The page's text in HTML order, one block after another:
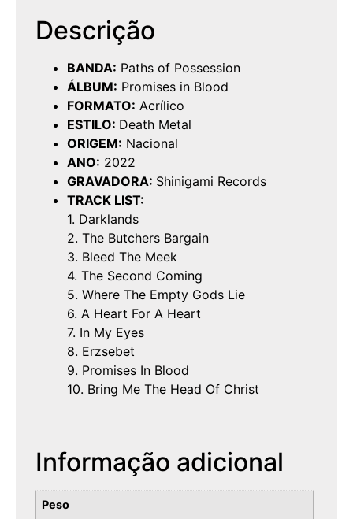
Descrição
BANDA: Paths of Possession
ÁLBUM: Promises in Blood
FORMATO: Acrílico
ESTILO: Death Metal
ORIGEM: Nacional
ANO: 2022
GRAVADORA: Shinigami Records
TRACK LIST:
1. Darklands
2. The Butchers Bargain
3. Bleed The Meek
4. The Second Coming
5. Where The Empty Gods Lie
6. A Heart For A Heart
7. In My Eyes
8. Erzsebet
9. Promises In Blood
10. Bring Me The Head Of Christ
Informação adicional
Peso